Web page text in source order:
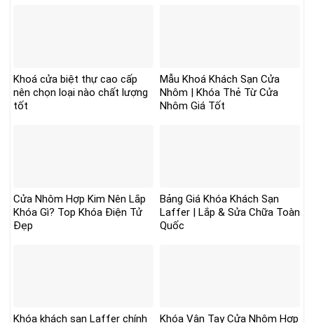
Khoá cửa biệt thự cao cấp
nên chọn loại nào chất lượng
tốt
Mẫu Khoá Khách Sạn Cửa
Nhôm | Khóa Thẻ Từ Cửa
Nhôm Giá Tốt
Cửa Nhôm Hợp Kim Nên Lắp
Khóa Gì? Top Khóa Điện Tử
Đẹp
Bảng Giá Khóa Khách Sạn
Laffer | Lắp & Sửa Chữa Toàn
Quốc
Khóa khách sạn Laffer chính
Khóa Vân Tay Cửa Nhôm Hợp